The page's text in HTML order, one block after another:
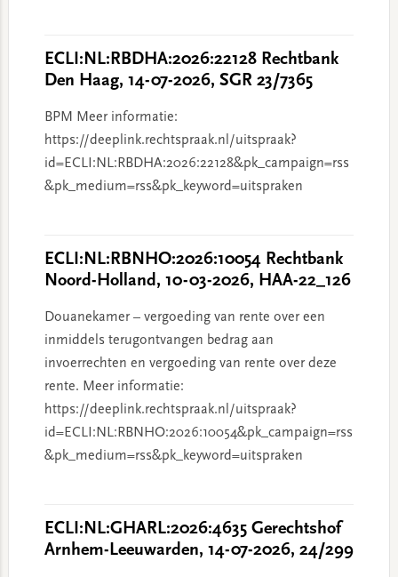
ECLI:NL:RBDHA:2026:22128 Rechtbank
Den Haag, 14-07-2026, SGR 23/7365
BPM Meer informatie:
https://deeplink.rechtspraak.nl/uitspraak?
id=ECLI:NL:RBDHA:2026:22128&pk_campaign=rss
&pk_medium=rss&pk_keyword=uitspraken
ECLI:NL:RBNHO:2026:10054 Rechtbank
Noord-Holland, 10-03-2026, HAA-22_126
Douanekamer – vergoeding van rente over een
inmiddels terugontvangen bedrag aan
invoerrechten en vergoeding van rente over deze
rente. Meer informatie:
https://deeplink.rechtspraak.nl/uitspraak?
id=ECLI:NL:RBNHO:2026:10054&pk_campaign=rss
&pk_medium=rss&pk_keyword=uitspraken
ECLI:NL:GHARL:2026:4635 Gerechtshof
Arnhem-Leeuwarden, 14-07-2026, 24/299